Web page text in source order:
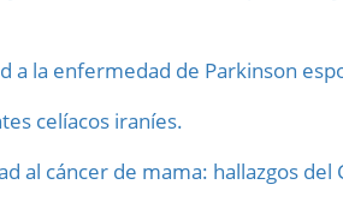
a la enfermedad de Parkinson
celíacos iraníes.
al cáncer de mama: hallazgos del